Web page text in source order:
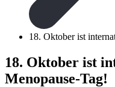
18. Oktober ist
18. Oktober ist
Menopause-Tag!